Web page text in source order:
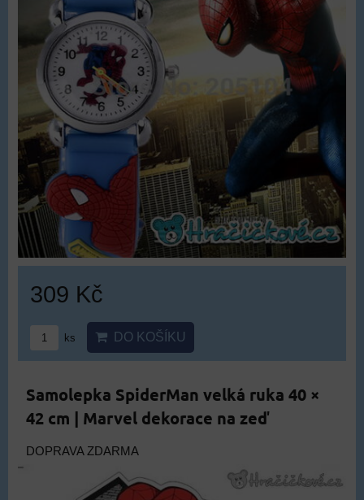
309 Kč
ks DO KOŠÍKU
Samolepka SpiderMan velká ruka 40 ×
42 cm | Marvel dekorace na zeď
DOPRAVA ZDARMA